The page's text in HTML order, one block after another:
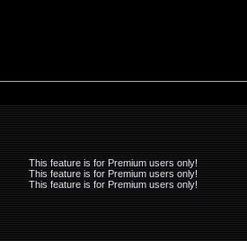
This feature is for Premium users only!
This feature is for Premium users only!
This feature is for Premium users only!